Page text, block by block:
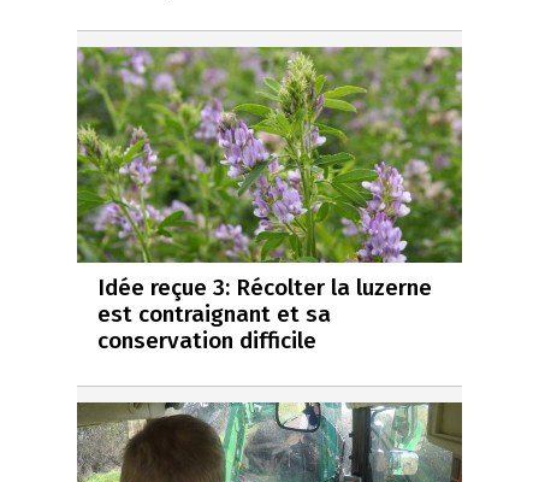
Idée reçue 3: Récolter la luzerne
est contraignant et sa
conservation difficile